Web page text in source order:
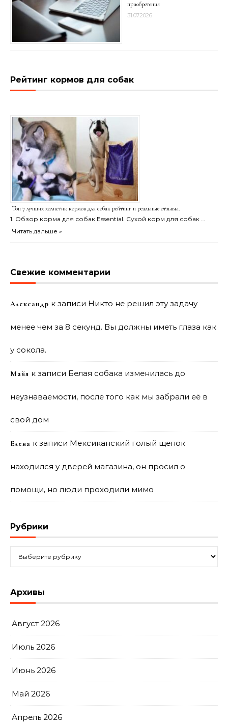
приобретения
31.07.2026
Рейтинг кормов для собак
Топ 7 лучших холистик кормов для собак рейтинг и реальные отзывы.
1. Обзор корма для собак Essential. Сухой корм для собак …
Читать дальше »
Свежие комментарии
Александр к записи Никто не решил эту задачу
менее чем за 8 секунд. Вы должны иметь глаза как
у сокола.
Майя к записи Белая собака изменилась до
неузнаваемости, после того как мы забрали её в
свой дом
Елена к записи Мексиканский голый щенок
находился у дверей магазина, он просил о
помощи, но люди проходили мимо
Рубрики
Архивы
Август 2026
Июль 2026
Июнь 2026
Май 2026
Апрель 2026